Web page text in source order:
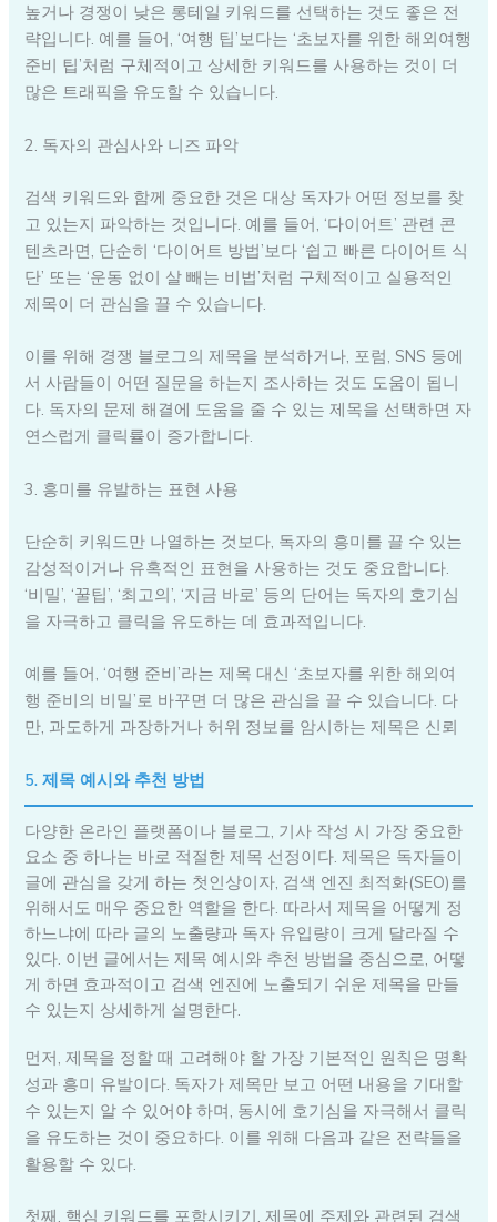
높거나 경쟁이 낮은 롱테일 키워드를 선택하는 것도 좋은 전
략입니다. 예를 들어, ‘여행 팁’보다는 ‘초보자를 위한 해외여행
준비 팁’처럼 구체적이고 상세한 키워드를 사용하는 것이 더
많은 트래픽을 유도할 수 있습니다.
2. 독자의 관심사와 니즈 파악
검색 키워드와 함께 중요한 것은 대상 독자가 어떤 정보를 찾
고 있는지 파악하는 것입니다. 예를 들어, ‘다이어트’ 관련 콘
텐츠라면, 단순히 ‘다이어트 방법’보다 ‘쉽고 빠른 다이어트 식
단’ 또는 ‘운동 없이 살 빼는 비법’처럼 구체적이고 실용적인
제목이 더 관심을 끌 수 있습니다.
이를 위해 경쟁 블로그의 제목을 분석하거나, 포럼, SNS 등에
서 사람들이 어떤 질문을 하는지 조사하는 것도 도움이 됩니
다. 독자의 문제 해결에 도움을 줄 수 있는 제목을 선택하면 자
연스럽게 클릭률이 증가합니다.
3. 흥미를 유발하는 표현 사용
단순히 키워드만 나열하는 것보다, 독자의 흥미를 끌 수 있는
감성적이거나 유혹적인 표현을 사용하는 것도 중요합니다.
‘비밀’, ‘꿀팁’, ‘최고의’, ‘지금 바로’ 등의 단어는 독자의 호기심
을 자극하고 클릭을 유도하는 데 효과적입니다.
예를 들어, ‘여행 준비’라는 제목 대신 ‘초보자를 위한 해외여
행 준비의 비밀’로 바꾸면 더 많은 관심을 끌 수 있습니다. 다
만, 과도하게 과장하거나 허위 정보를 암시하는 제목은 신뢰
5. 제목 예시와 추천 방법
다양한 온라인 플랫폼이나 블로그, 기사 작성 시 가장 중요한
요소 중 하나는 바로 적절한 제목 선정이다. 제목은 독자들이
글에 관심을 갖게 하는 첫인상이자, 검색 엔진 최적화(SEO)를
위해서도 매우 중요한 역할을 한다. 따라서 제목을 어떻게 정
하느냐에 따라 글의 노출량과 독자 유입량이 크게 달라질 수
있다. 이번 글에서는 제목 예시와 추천 방법을 중심으로, 어떻
게 하면 효과적이고 검색 엔진에 노출되기 쉬운 제목을 만들
수 있는지 상세하게 설명한다.
먼저, 제목을 정할 때 고려해야 할 가장 기본적인 원칙은 명확
성과 흥미 유발이다. 독자가 제목만 보고 어떤 내용을 기대할
수 있는지 알 수 있어야 하며, 동시에 호기심을 자극해서 클릭
을 유도하는 것이 중요하다. 이를 위해 다음과 같은 전략들을
활용할 수 있다.
첫째, 핵심 키워드를 포함시키기. 제목에 주제와 관련된 검색